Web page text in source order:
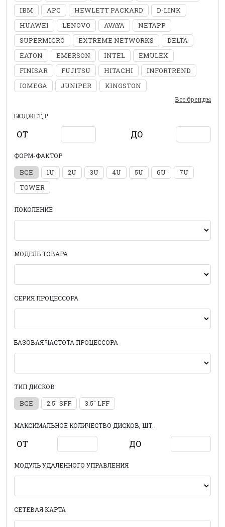
IBM
APC HEWLETT PACKARD
D-LINK
HUAWEI
LENOVO AVAYA
NETAPP
SUPERMICRO
EXTREME NETWORKS
DELTA
EATON
EMERSON INTEL
EMULEX
FINISAR
FUJITSU HITACHI
INFORTREND
IOMEGA
JUNIPER KINGSTON
Все бренды
БЮДЖЕТ, ₽
ОТ ДО
ФОРМ-ФАКТОР
ВСЕ 1U 2U 3U 4U 5U 6U
7U
TOWER
ПОКОЛЕНИЕ
МОДЕЛЬ ТОВАРА
СЕРИЯ ПРОЦЕССОРА
БАЗОВАЯ ЧАСТОТА ПРОЦЕССОРА
ТИП ДИСКОВ
ВСЕ 2.5" SFF 3.5" LFF
МАКСИМАЛЬНОЕ КОЛИЧЕСТВО ДИСКОВ, ШТ.
ОТ ДО
МОДУЛЬ УДАЛЕННОГО УПРАВЛЕНИЯ
СЕТЕВАЯ КАРТА